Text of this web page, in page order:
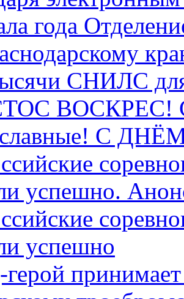
года
СНИЛС
ВОСКРЕС! С
C
успешно.
успешно
герой